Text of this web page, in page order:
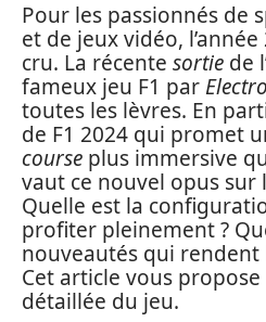
Pour les passionnés de
et de jeux vidéo,
cru. La récente sortie de
fameux jeu F1 par
toutes les lèvres. En
de F1 2024 qui promet
course plus immersive
vaut ce nouvel opus sur
Quelle est la
profiter pleinement ?
nouveautés qui
Cet article vous propose
détaillée du jeu.